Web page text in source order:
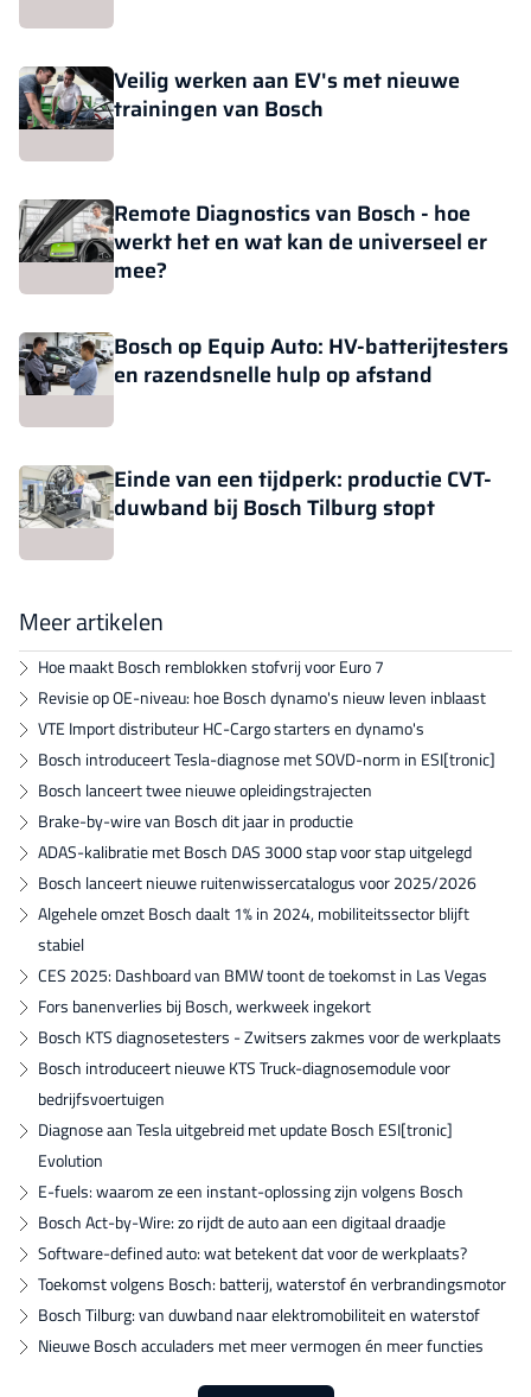
Veilig werken aan EV's met nieuwe
trainingen van Bosch
Remote Diagnostics van Bosch - hoe
werkt het en wat kan de universeel er
mee?
Bosch op Equip Auto: HV-batterijtesters
en razendsnelle hulp op afstand
Einde van een tijdperk: productie CVT-
duwband bij Bosch Tilburg stopt
Meer artikelen
Hoe maakt Bosch remblokken stofvrij voor Euro 7
Revisie op OE-niveau: hoe Bosch dynamo's nieuw leven inblaast
VTE Import distributeur HC-Cargo starters en dynamo's
Bosch introduceert Tesla-diagnose met SOVD-norm in ESI[tronic]
Bosch lanceert twee nieuwe opleidingstrajecten
Brake-by-wire van Bosch dit jaar in productie
ADAS-kalibratie met Bosch DAS 3000 stap voor stap uitgelegd
Bosch lanceert nieuwe ruitenwissercatalogus voor 2025/2026
Algehele omzet Bosch daalt 1% in 2024, mobiliteitssector blijft
stabiel
CES 2025: Dashboard van BMW toont de toekomst in Las Vegas
Fors banenverlies bij Bosch, werkweek ingekort
Bosch KTS diagnosetesters - Zwitsers zakmes voor de werkplaats
Bosch introduceert nieuwe KTS Truck-diagnosemodule voor
bedrijfsvoertuigen
Diagnose aan Tesla uitgebreid met update Bosch ESI[tronic]
Evolution
E-fuels: waarom ze een instant-oplossing zijn volgens Bosch
Bosch Act-by-Wire: zo rijdt de auto aan een digitaal draadje
Software-defined auto: wat betekent dat voor de werkplaats?
Toekomst volgens Bosch: batterij, waterstof én verbrandingsmotor
Bosch Tilburg: van duwband naar elektromobiliteit en waterstof
Nieuwe Bosch acculaders met meer vermogen én meer functies